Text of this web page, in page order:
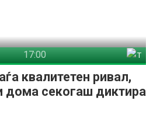
квалитетен ривал,
секогаш диктира
17:00